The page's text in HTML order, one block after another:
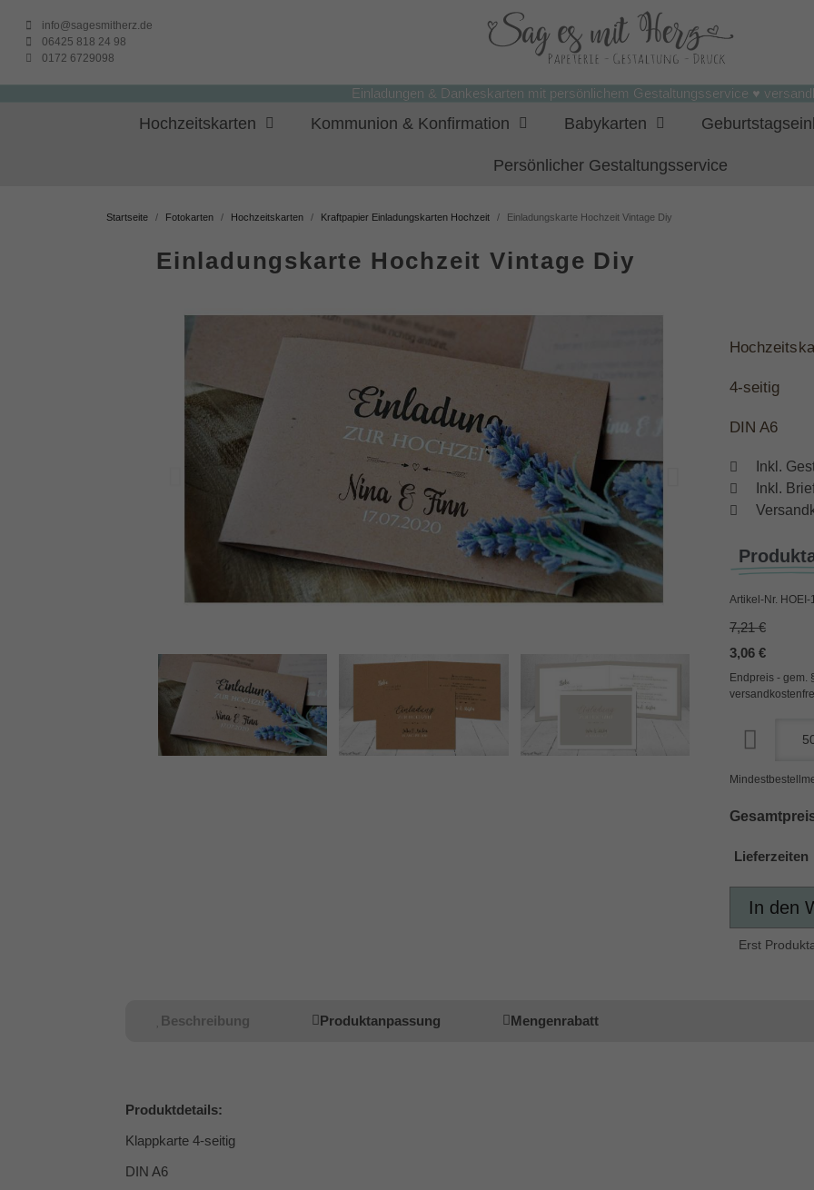
info@sagesmitherz.de
06425 818 24 98
0172 6729098
Einladungen & Dankeskarten mit persönlichem Gestaltungsservice ♥
Hochzeitskarten Kommunion & Konfirmation Babykarten
Persönlicher Gestaltungsservice
Startseite Fotokarten Hochzeitskarten Kraftpapier Einladungskarten Hochzeit Einladungskarte Hochzeit Vintage Diy
Einladungskarte Hochzeit Vintage Diy
4-seitig
DIN A6
Inkl.
Inkl.
Artikel-Nr.
7,21 €
3,06 €
Endpreis - gem.
Lieferzeiten
In den
Erst
Beschreibung Produktanpassung Mengenrabatt
Produktdetails:
Klappkarte 4-seitig
DIN A6